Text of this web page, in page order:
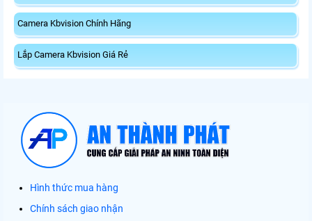
Camera Kbvision Chính Hãng
Lắp Camera Kbvision Giá Rẻ
Hình thức mua hàng
Chính sách giao nhận